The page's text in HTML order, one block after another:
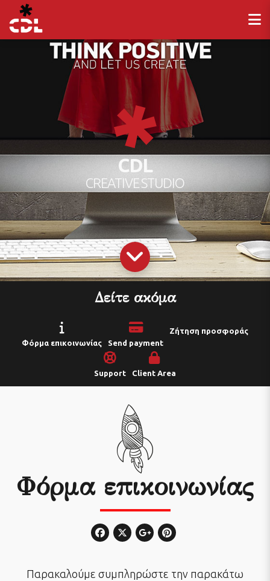
CDL
CREATIVE STUDIO
Δείτε ακόμα
Φόρμα επικοινωνίας Send payment
Ζήτηση προσφοράς
Support Client Area
Φόρμα επικοινωνίας
Παρακαλούμε συμπληρώστε την παρακάτω